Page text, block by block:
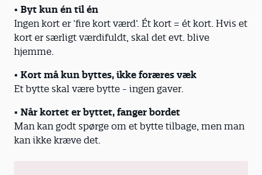
• Byt kun én til én
Ingen kort er ’fire kort værd’. Ét kort = ét kort. Hvis et
kort er særligt værdifuldt, skal det evt. blive
hjemme.
• Kort må kun byttes, ikke foræres væk
Et bytte skal være bytte - ingen gaver.
• Når kortet er byttet, fanger bordet
Man kan godt spørge om et bytte tilbage, men man
kan ikke kræve det.